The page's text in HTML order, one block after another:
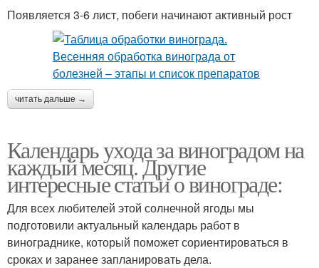
Появляется 3-6 лист, побеги начинают активный рост
читать дальше →
Календарь ухода за виноградом на
каждый месяц. Другие
интересные статьи о винограде:
Для всех любителей этой солнечной ягоды мы
подготовили актуальный календарь работ в
винограднике, который поможет сориентироваться в
сроках и заранее запланировать дела.